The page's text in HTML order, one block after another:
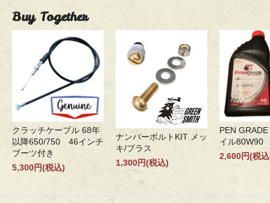
Buy Together
クラッチケーブル 68年
以降650/750 46インチ
ブーツ付き
5,300円(税込)
ナンバーボルトKIT メッ
キ/ブラス
1,300円(税込)
PEN
イル80W90
2,600円(税